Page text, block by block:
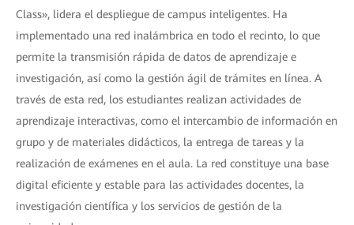
Class», lidera el despliegue de campus inteligentes. Ha
implementado una red inalámbrica en todo el recinto, lo que
permite la transmisión rápida de datos de aprendizaje e
investigación, así como la gestión ágil de trámites en línea. A
través de esta red, los estudiantes realizan actividades de
aprendizaje interactivas, como el intercambio de información en
grupo y de materiales didácticos, la entrega de tareas y la
realización de exámenes en el aula. La red constituye una base
digital eficiente y estable para las actividades docentes, la
investigación científica y los servicios de gestión de la